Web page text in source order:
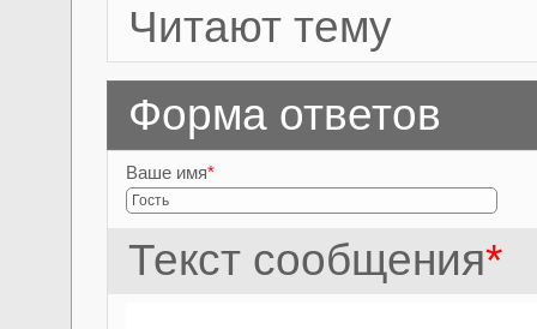
Читают тему
Форма ответов
Ваше имя*
Текст сообщения*